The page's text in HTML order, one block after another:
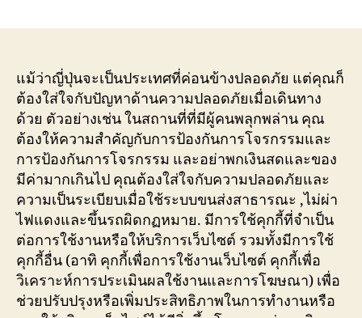
แม้ว่าญี่ปุ่นจะเป็นประเทศที่ค่อนข้างปลอดภัย แต่คุณก็
ต้องใส่ใจกับปัญหาด้านความปลอดภัยเมื่อเดินทาง
ด้วย ตัวอย่างเช่น ในสถานที่ที่มีผู้คนพลุกพล่าน คุณ
ต้องให้ความสำคัญกับการป้องกันการโจรกรรมและ
การป้องกันการโจรกรรม และอย่าพกเงินสดและของ
มีค่ามากเกินไป คุณต้องใส่ใจกับความปลอดภัยและ
ความเป็นระเบียบเมื่อใช้ระบบขนส่งสาธารณะ ,ไม่ผ่า
ไฟแดงและขึ้นรถผิดกฏหมาย. มีการใช้คุกกี้ที่จำเป็น
ต่อการใช้งานหรือให้บริการเว็บไซต์ รวมทั้งมีการใช้
คุกกี้อื่น (อาทิ คุกกี้เพื่อการใช้งานเว็บไซต์ คุกกี้เพื่อ
วิเคราะห์การประเมินผลใช้งานและการโฆษณา) เพื่อ
ช่วยปรับปรุงหรือเพิ่มประสิทธิภาพในการทำงานหรือ